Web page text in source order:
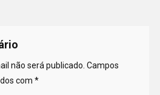
não será publicado. Campos
com *